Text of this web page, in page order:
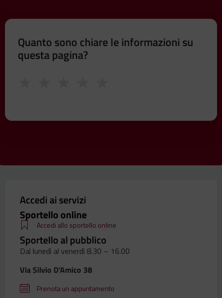
Quanto sono chiare le informazioni su
questa pagina?
Accedi ai servizi
Sportello online
Accedi allo sportello online
Sportello al pubblico
Dal lunedì al venerdì 8.30 – 16.00
Via Silvio D’Amico 38
Prenota un appuntamento